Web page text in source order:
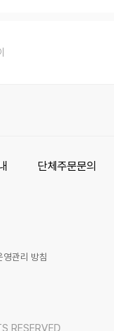
단체주문문의
관리 방침